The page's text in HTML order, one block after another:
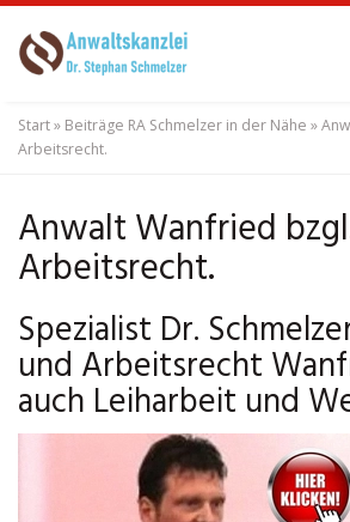
to
content
Start» Beiträge RA Schmelzer in der Nähe »
Arbeitsrecht.
Anwalt Wanfried
Arbeitsrecht.
Spezialist Dr.
und Arbeitsrecht
auch Leiharbeit und